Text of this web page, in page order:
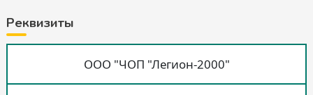
Реквизиты
ООО "ЧОП "Легион-2000"